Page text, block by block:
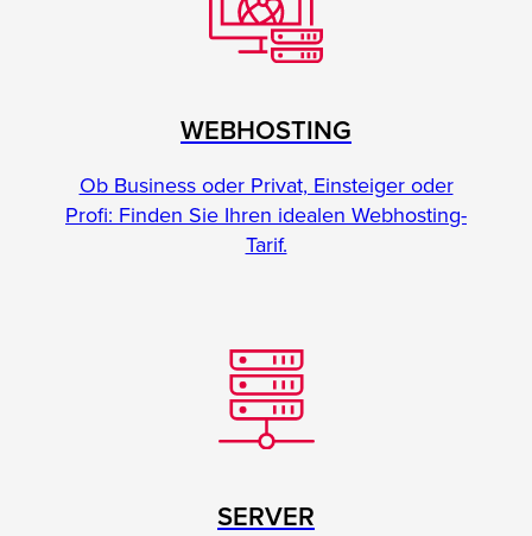
WEBHOSTING
Ob Business oder Privat, Einsteiger oder
Profi: Finden Sie Ihren idealen Webhosting-
Tarif.
SERVER